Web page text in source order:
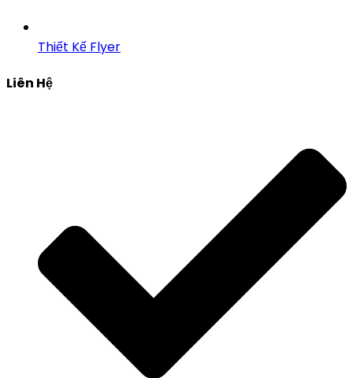
Thiết Kế Flyer
Liên Hệ